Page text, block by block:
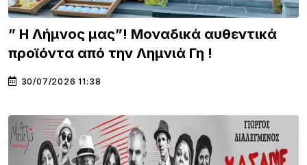
” Η Λήμνος μας”! Μοναδικά αυθεντικά
προϊόντα από την Λημνιά Γη !
30/07/2026 11:38